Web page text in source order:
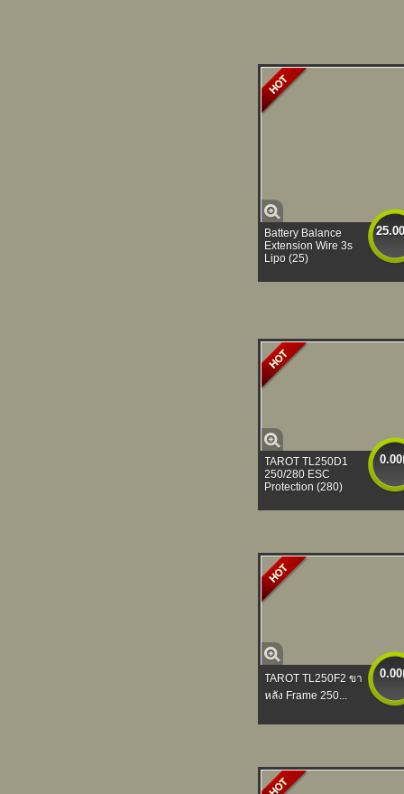
Battery Balance
Extension Wire 3s
Lipo (25)
TAROT TL250D1
250/280 ESC
Protection (280)
TAROT TL250F2 ขา
หลัง Frame 250...